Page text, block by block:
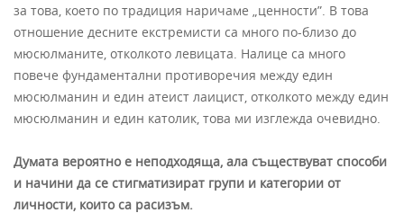
за това, което по традиция наричаме „ценности”. В това
отношение десните екстремисти са много по-близо до
мюсюлманите, отколкото левицата. Налице са много
повече фундаментални противоречия между един
мюсюлманин и един атеист лаицист, отколкото между един
мюсюлманин и един католик, това ми изглежда очевидно.
Думата вероятно е неподходяща, ала съществуват способи
и начини да се стигматизират групи и категории от
личности, които са расизъм.